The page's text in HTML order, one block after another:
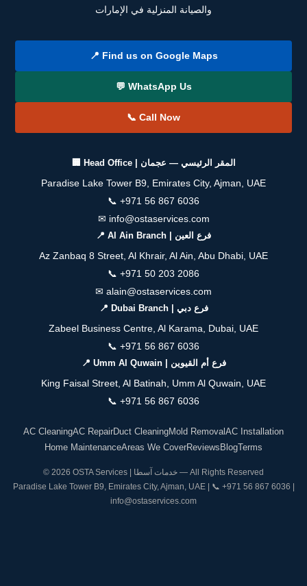
والصيانة المنزلية في الإمارات
📍 Find us on Google Maps
💬 WhatsApp Us
📞 Call Now
🏢 Head Office | المقر الرئيسي — عجمان
Paradise Lake Tower B9, Emirates City, Ajman, UAE
📞 +971 56 867 6036
✉ info@ostaservices.com
📍 Al Ain Branch | فرع العين
Az Zanbaq 8 Street, Al Khrair, Al Ain, Abu Dhabi, UAE
📞 +971 50 203 2086
✉ alain@ostaservices.com
📍 Dubai Branch | فرع دبي
Zabeel Business Centre, Al Karama, Dubai, UAE
📞 +971 56 867 6036
📍 Umm Al Quwain | فرع أم القيوين
King Faisal Street, Al Batinah, Umm Al Quwain, UAE
📞 +971 56 867 6036
AC CleaningAC RepairDuct CleaningMold Removal AC Installation
Home MaintenanceAreas We CoverReviews BlogTerms
© 2026 OSTA Services | خدمات آسطا — All Rights Reserved
Paradise Lake Tower B9, Emirates City, Ajman, UAE | 📞 +971 56 867 6036
info@ostaservices.com